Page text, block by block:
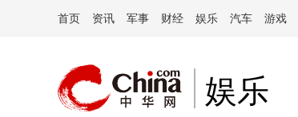
首页 资讯 军事 财经 娱乐 汽车 游戏
娱乐